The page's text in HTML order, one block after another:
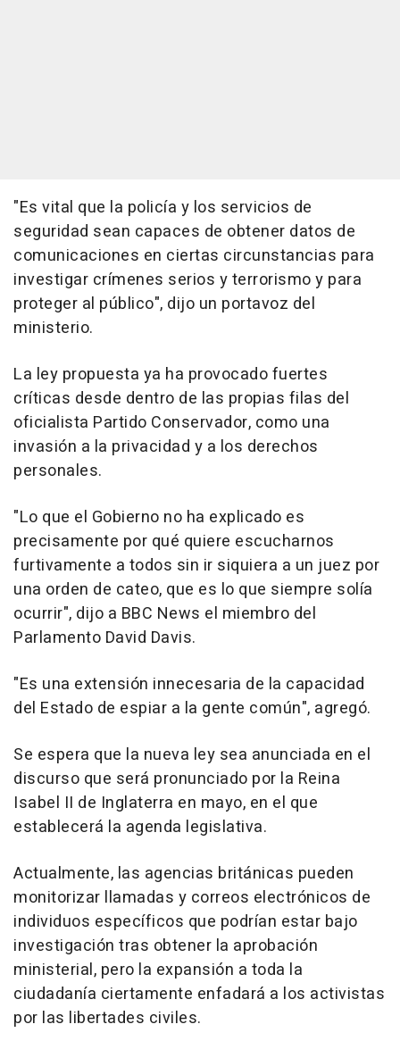
"Es vital que la policía y los servicios de
seguridad sean capaces de obtener datos de
comunicaciones en ciertas circunstancias para
investigar crímenes serios y terrorismo y para
proteger al público", dijo un portavoz del
ministerio.
La ley propuesta ya ha provocado fuertes
críticas desde dentro de las propias filas del
oficialista Partido Conservador, como una
invasión a la privacidad y a los derechos
personales.
"Lo que el Gobierno no ha explicado es
precisamente por qué quiere escucharnos
furtivamente a todos sin ir siquiera a un juez por
una orden de cateo, que es lo que siempre solía
ocurrir", dijo a BBC News el miembro del
Parlamento David Davis.
"Es una extensión innecesaria de la capacidad
del Estado de espiar a la gente común", agregó.
Se espera que la nueva ley sea anunciada en el
discurso que será pronunciado por la Reina
Isabel II de Inglaterra en mayo, en el que
establecerá la agenda legislativa.
Actualmente, las agencias británicas pueden
monitorizar llamadas y correos electrónicos de
individuos específicos que podrían estar bajo
investigación tras obtener la aprobación
ministerial, pero la expansión a toda la
ciudadanía ciertamente enfadará a los activistas
por las libertades civiles.